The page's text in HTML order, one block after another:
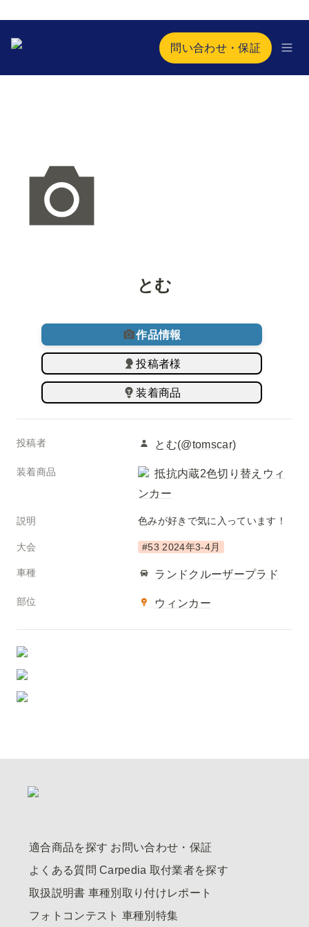
問い合わせ・保証
とむ
作品情報
投稿者様
装着商品
投稿者 とむ(@tomscar)
装着商品
抵抗内蔵2色切り替えウィ
ンカー
説明 色みが好きで気に入っています！
大会 #53 2024年3-4月
車種 ランドクルーザープラド
部位 ウィンカー
適合商品を探す お問い合わせ・保証
よくある質問 Carpedia 取付業者を探す
取扱説明書 車種別取り付けレポート
フォトコンテスト 車種別特集